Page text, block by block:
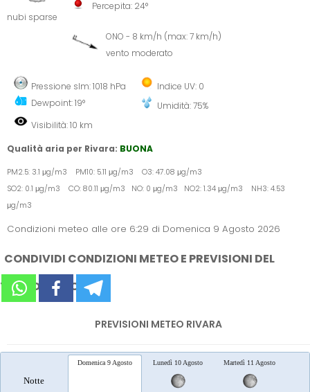
nubi sparse
Percepita: 24°
ONO - 8 km/h (max: 7 km/h)
vento moderato
Pressione slm: 1018 hPa
Dewpoint: 19°
Indice UV: 0
Umidità: 75%
Visibilità: 10 km
Qualità aria per Rivara: BUONA
PM2.5: 3.1 μg/m3 PM10: 5.11 μg/m3 O3: 47.08 μg/m3
SO2: 0.1 μg/m3 CO: 80.11 μg/m3 NO: 0 μg/m3 NO2: 1.34 μg/m3 NH3: 4.53
μg/m3
Condizioni meteo alle ore 6:29 di Domenica 9 Agosto 2026
CONDIVIDI CONDIZIONI METEO E PREVISIONI DEL
TEMPO SUI SOCIAL
PREVISIONI METEO RIVARA
Notte
Domenica 9 Agosto Lunedì 10 Agosto Martedì 11 Agosto